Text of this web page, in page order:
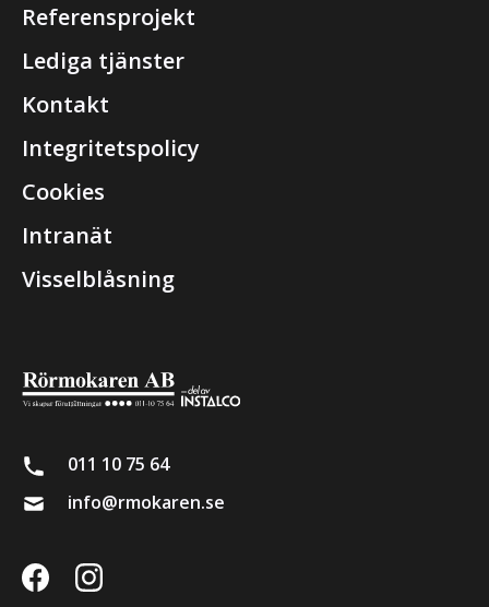
011 10 75 64
info@rmokaren.se
Referensprojekt
Lediga tjänster
Kontakt
Integritetspolicy
Cookies
Intranät
Visselblåsning